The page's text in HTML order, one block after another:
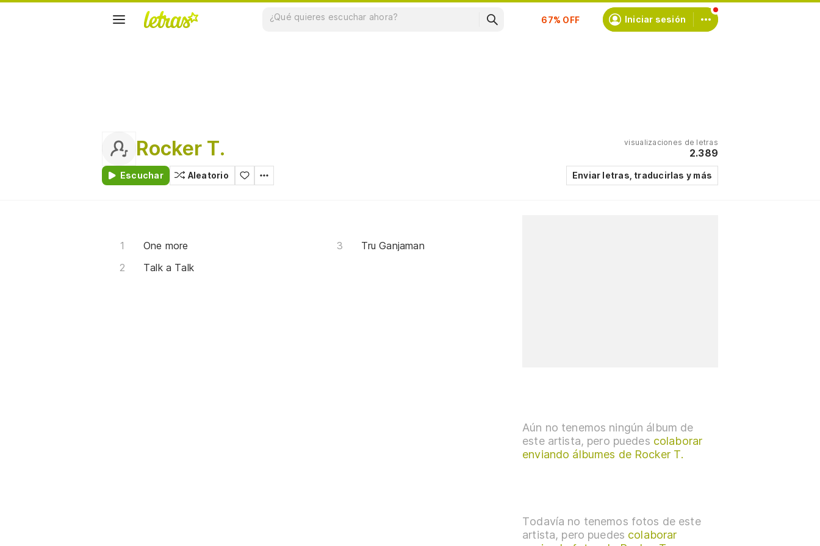
Suscríbete Iniciar sesión
Rocker T.
Escuchar Aleatorio
visualizaciones de letras
2.389
Enviar letras, traducirlas y más
One more
Talk a Talk
Tru Ganjaman
Aún no tenemos ningún álbum de
este artista, pero puedes colaborar
enviando álbumes de Rocker T.
Todavía no tenemos fotos de este
artista, pero puedes colaborar